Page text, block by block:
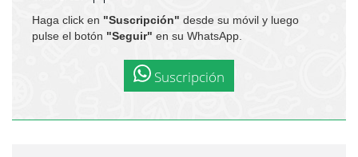
Haga click en "Suscripción" desde su móvil y luego
pulse el botón "Seguir" en su WhatsApp.
Suscripción